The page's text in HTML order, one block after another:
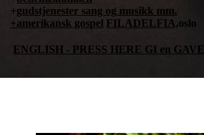
+gudstjenester sang og musikk mm.
+amerikansk gospel FILADELFIA,oslo
ENGLISH - PRESS HERE GI en GAVE